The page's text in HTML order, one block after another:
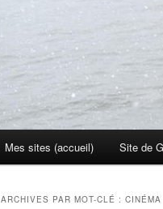
Mes sites (accueil) Site de
ARCHIVES PAR MOT-CLÉ : CINÉMA